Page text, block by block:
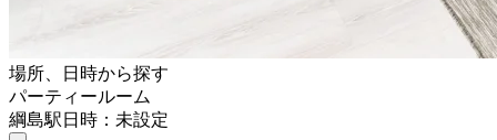
場所、日時から探す
パーティールーム
綱島駅日時：未設定